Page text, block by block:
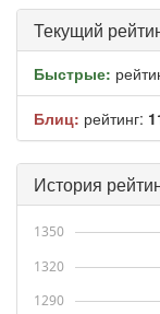
Текущий
Быстрые:
Блиц: рейтинг:
История
1290
1320
1350